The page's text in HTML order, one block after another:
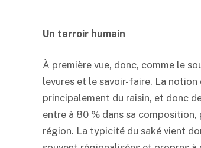
Un terroir humain
À première vue, donc, comme le
levures et le savoir-faire. La
principalement du raisin, et donc
entre à 80 % dans sa
région. La typicité du saké vient